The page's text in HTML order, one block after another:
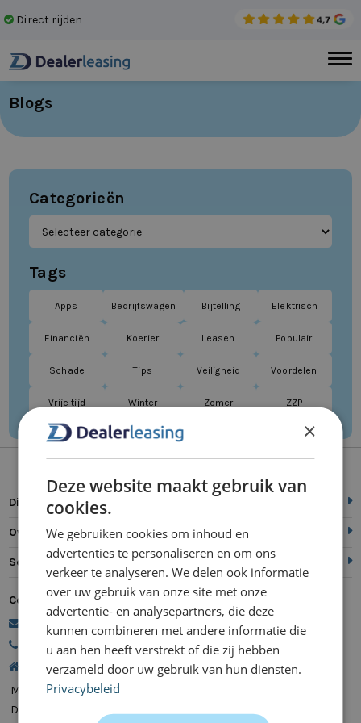
Direct rijden
Blogs
Categorieën
Tags
Apps Bedrijfswagen Bijtelling Elektrisch
Financiën Koerier Leasen Populair
Schade Tips Veiligheid Voordelen
Vrije tijd Winter Zomer ZZP
Direct naar
Over ons
Service
Contact
commercie@dealerleasing.nl
088 700 18 18
Kanaalweg 9, 5721 MZ Asten
Maandag
Dinsdag
×
Deze website maakt gebruik van
cookies.
We gebruiken cookies om inhoud en
advertenties te personaliseren en om ons
verkeer te analyseren. We delen ook informatie
over uw gebruik van onze site met onze
advertentie- en analysepartners, die deze
kunnen combineren met andere informatie die
u aan hen heeft verstrekt of die zij hebben
verzameld door uw gebruik van hun diensten.
Privacybeleid